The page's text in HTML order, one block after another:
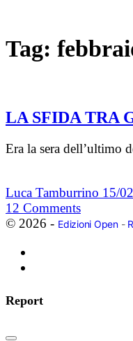
Tag:
LA SFIDA TRA
Era la sera dell’ultimo
Luca Tamburrino 15/
12 Comments
© 2026 - Edizioni Open-
Report